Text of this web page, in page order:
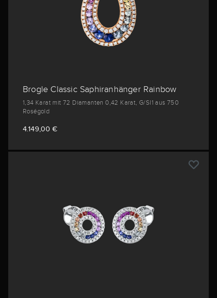
Brogle Classic Saphiranhänger Rainbow
1,34 Karat mit 72 Diamanten 0,42 Karat, G/SI1 aus 750
Roségold
4.149,00 €